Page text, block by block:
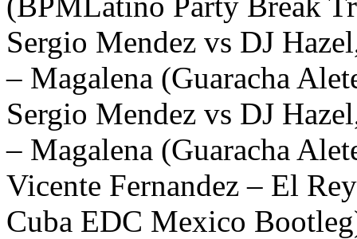
Sergio Mendez vs DJ
– Magalena (Guaracha
Sergio Mendez vs DJ
– Magalena (Guaracha
Vicente Fernandez – El
Cuba EDC Mexico